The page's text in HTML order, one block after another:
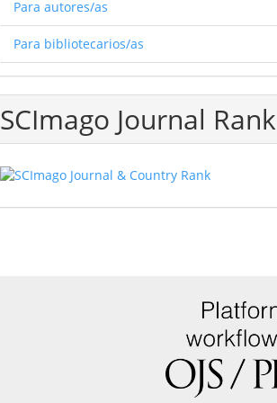
Para autores/as
Para bibliotecarios/as
SCImago Journal Rank